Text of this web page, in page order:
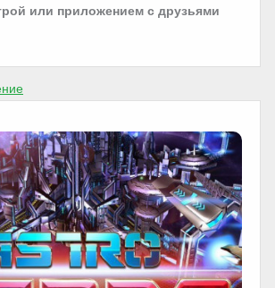
или приложением с друзьями